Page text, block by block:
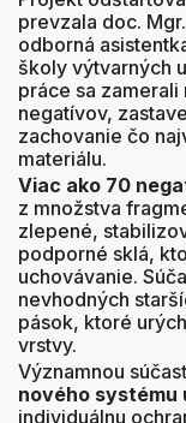
prevzala doc.
odborná
školy výtvarných
práce sa
negatívov,
zachovanie čo
materiálu.
Viac ako 70
z množstva
zlepené,
podporné sklá,
uchovávanie.
nevhodných
pások, ktoré
vrstvy.
Významnou
nového systému
individuálnu